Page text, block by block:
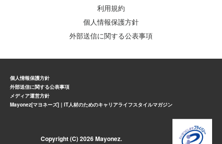
利用規約
個人情報保護方針
外部送信に関する公表事項
個人情報保護方針
外部送信に関する公表事項
メディア運営方針
Mayonez[マヨネーズ]｜IT人材のためのキャリアライフスタイルマガジン
Copyright (C) 2026 Mayonez.